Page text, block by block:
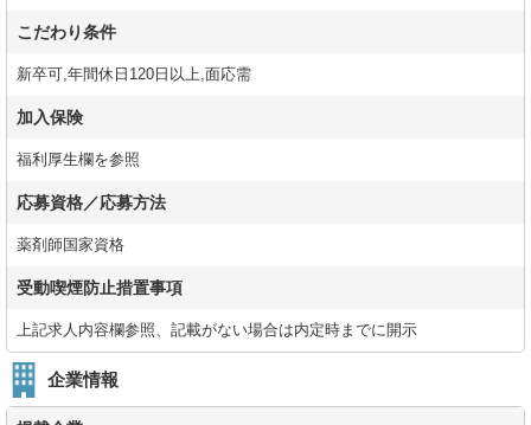
こだわり条件
新卒可,年間休日120日以上,面応需
加入保険
福利厚生欄を参照
応募資格／応募方法
薬剤師国家資格
受動喫煙防止措置事項
上記求人内容欄参照、記載がない場合は内定時までに開示
企業情報